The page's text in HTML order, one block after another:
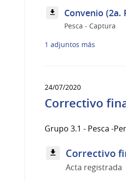
Convenio (2a.
Pesca - Captura
1 adjuntos más
24/07/2020
Correctivo
Grupo 3.1 - Pesca -
Correctivo
Acta registrada